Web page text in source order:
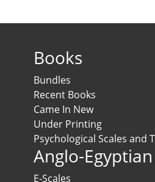
Books
Bundles
Recent Books
Came In New
Under Printing
Psychological Scales and
Anglo-
E-Scales